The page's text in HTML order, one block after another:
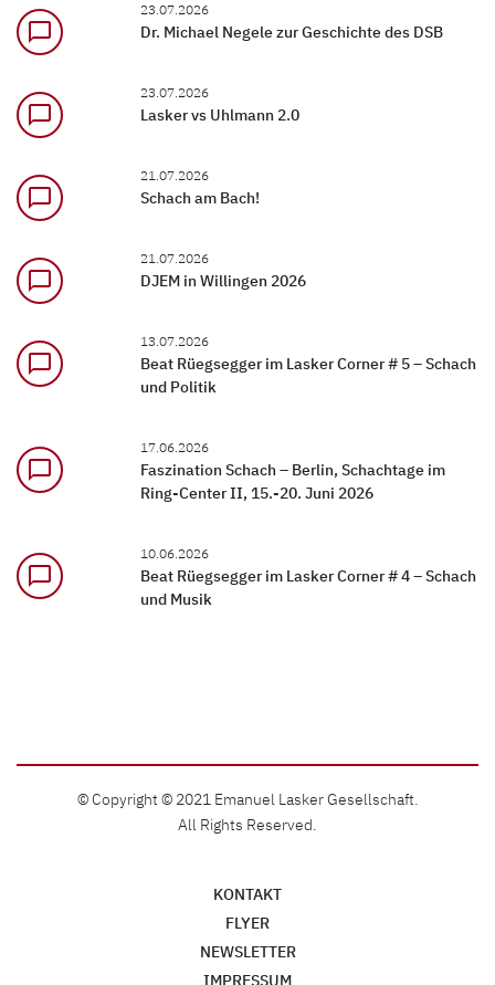
chat_bubble_outline
23.07.2026
Dr. Michael Negele zur Geschichte des DSB
chat_bubble_outline
23.07.2026
Lasker vs Uhlmann 2.0
chat_bubble_outline
21.07.2026
Schach am Bach!
chat_bubble_outline
21.07.2026
DJEM in Willingen 2026
chat_bubble_outline
13.07.2026
Beat Rüegsegger im Lasker Corner # 5 – Schach
und Politik
chat_bubble_outline
17.06.2026
Faszination Schach – Berlin, Schachtage im
Ring-Center II, 15.-20. Juni 2026
chat_bubble_outline
10.06.2026
Beat Rüegsegger im Lasker Corner # 4 – Schach
und Musik
© Copyright © 2021 Emanuel Lasker Gesellschaft.
All Rights Reserved.
KONTAKT
FLYER
NEWSLETTER
IMPRESSUM